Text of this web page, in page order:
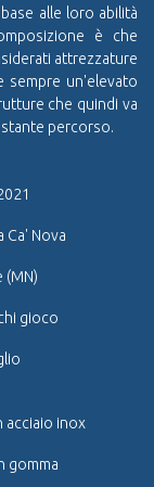
alle loro abilità
è che
attrezzature
sempre un'elevato
che quindi va
percorso.
Ca' Nova
(MN)
gioco
acciaio inox
gomma